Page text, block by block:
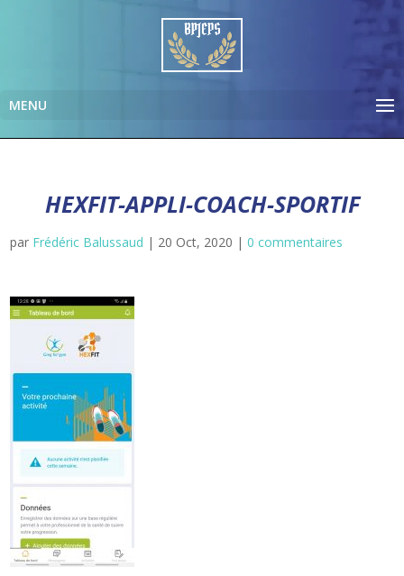
HEXFIT-APPLI-COACH-SPORTIF
par Frédéric Balussaud | 20 Oct, 2020 |0 commentaires